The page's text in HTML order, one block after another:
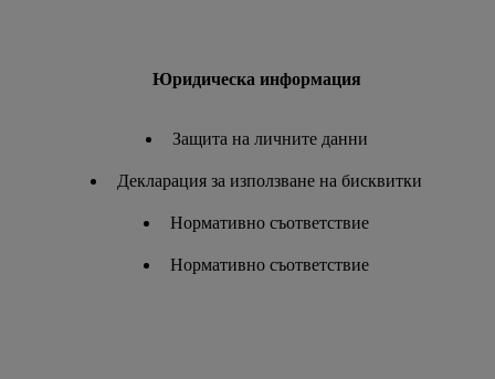
Юридическа информация
Защита на личните данни
Декларация за използване на бисквитки
Нормативно съответствие
Нормативно съответствие